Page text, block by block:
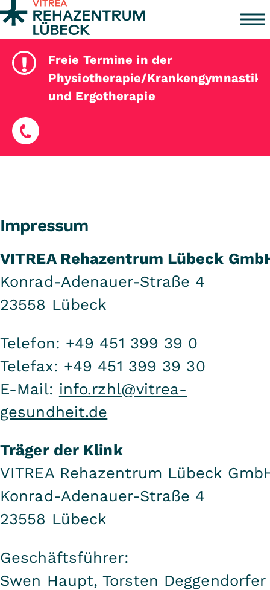
Zum Inhalt springen
!
Freie Termine in der
Physiotherapie/Krankengymnastik
und Ergotherapie
Impressum
VITREA Rehazentrum Lübeck
Konrad-Adenauer-Straße 4
23558 Lübeck
Telefon: +49 451 399 39 0
Telefax: +49 451 399 39 30
E-Mail: info.rzhl@vitrea-
gesundheit.de
Träger der Klink
VITREA Rehazentrum Lübeck
Konrad-Adenauer-Straße 4
23558 Lübeck
Geschäftsführer:
Swen Haupt, Torsten Deggendorfer